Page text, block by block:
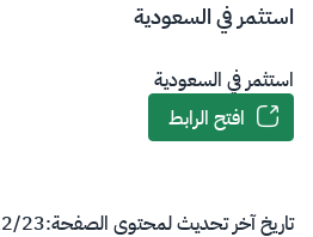
استثمر في السعودية
استثمر في السعودية
افتح الرابط
تاريخ آخر تحديث لمحتوى الصفحة:23‏/12‏/1447 هـ